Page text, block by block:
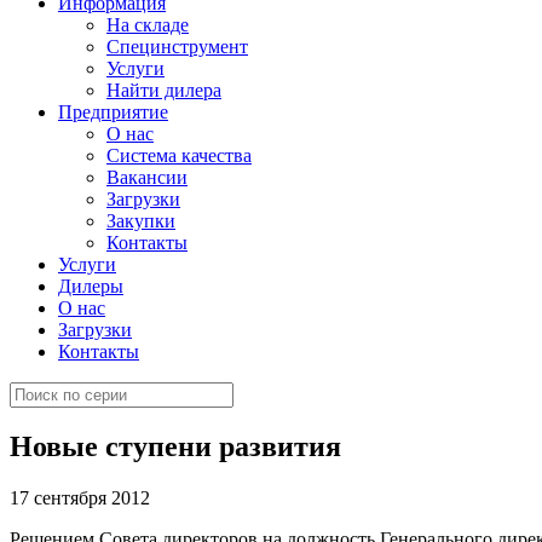
На складе
Специнструмент
Услуги
Найти дилера
Предприятие
О нас
Система качества
Вакансии
Загрузки
Закупки
Контакты
Услуги
Дилеры
О нас
Загрузки
Контакты
Новые ступени развития
17 сентября 2012